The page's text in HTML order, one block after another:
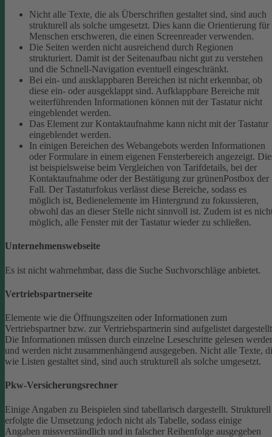
Nicht alle Texte, die als Überschriften gestaltet sind, sind auch
strukturell als solche umgesetzt. Dies kann die Orientierung für
Menschen erschweren, die einen Screenreader verwenden.
Die Seiten werden nicht ausreichend durch Regionen
strukturiert. Damit ist der Seitenaufbau nicht gut zu verstehen
und die Schnell-Navigation eventuell eingeschränkt.
Bei ein- und ausklappbaren Bereichen ist nicht erkennbar, ob
diese ein- oder ausgeklappt sind. Aufklappbare Bereiche mit
weiterführenden Informationen können mit der Tastatur nicht
eingeblendet werden.
Das Element zur Kontaktaufnahme kann nicht mit der Tastatur
eingeblendet werden.
In einigen Bereichen des Webangebots werden Informationen
oder Formulare in einem eigenen Fensterbereich angezeigt.
ist beispielsweise beim Vergleichen von Tarifdetails, bei der
Kontaktaufnahme oder der Bestätigung zur grünenPostbox der
Fall. Der Tastaturfokus verlässt diese Bereiche, sodass es
möglich ist, Bedienelemente im Hintergrund zu fokussieren,
obwohl das an dieser Stelle nicht sinnvoll ist. Zudem ist es
möglich, alle Fenster mit der Tastatur wieder zu schließen.
Unternehmenswebseite
Es ist nicht wahrnehmbar, dass die Suche Suchvorschläge anbietet.
Vertriebspartnerseite
Elemente wie die Öffnungszeiten oder Informationen zum
Vertriebspartner bzw. zur Vertriebspartnerin sind aufgelistet
Die Informationen müssen durch einzelne Leseschritte gelesen
und werden nicht zusammenhängend ausgegeben. Nicht alle Texte,
wie Listen gestaltet sind, sind auch strukturell als solche umgesetzt.
Pkw-Versicherungsrechner
Einige Angaben zu Beispielen sind tabellarisch dargestellt. Strukturell
erfolgte die Umsetzung jedoch nicht als Tabelle, sodass einige
Angaben missverständlich und in falscher Reihenfolge ausgegeben